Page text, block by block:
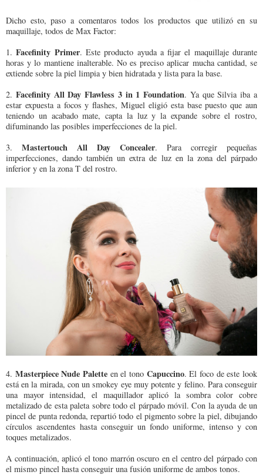
Dicho esto, paso a comentaros todos los productos que utilizó en su
maquillaje, todos de Max Factor:
1.Facefinity Primer. Este producto ayuda a fijar el maquillaje durante
horas y lo mantiene inalterable. No es preciso aplicar mucha cantidad, se
extiende sobre la piel limpia y bien hidratada y lista para la base.
2. Facefinity All Day Flawless 3 in 1 Foundation. Ya que Silvia iba a
estar expuesta a focos y flashes, Miguel eligió esta base puesto que aun
teniendo un acabado mate, capta la luz y la expande sobre el rostro,
difuminando las posibles imperfecciones de la piel.
3. Mastertouch All Day Concealer. Para corregir pequeñas
imperfecciones, dando también un extra de luz en la zona del párpado
inferior y en la zona T del rostro.
4. Masterpiece Nude Palette en el tono Capuccino. El foco de este look
está en la mirada, con un smokey eye muy potente y felino. Para conseguir
una mayor intensidad, el maquillador aplicó la sombra color cobre
metalizado de esta paleta sobre todo el párpado móvil. Con la ayuda de un
pincel de punta redonda, repartió todo el pigmento sobre la piel, dibujando
círculos ascendentes hasta conseguir un fondo uniforme, intenso y con
toques metalizados.
A continuación, aplicó el tono marrón oscuro en el centro del párpado con
el mismo pincel hasta conseguir una fusión uniforme de ambos tonos.